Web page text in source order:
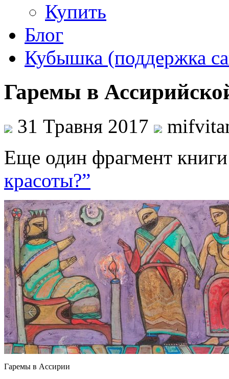
Купить
Блог
Кубышка (поддержка
Гаремы в
31 Травня 2017
Еще один фрагмент
красоты?”
Гаремы в Ассирии